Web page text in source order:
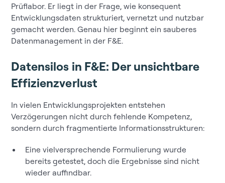
Prüflabor. Er liegt in der Frage, wie konsequent
Entwicklungsdaten strukturiert, vernetzt und nutzbar
gemacht werden. Genau hier beginnt ein sauberes
Datenmanagement in der F&E.
Datensilos in F&E: Der unsichtbare
Effizienzverlust
In vielen Entwicklungsprojekten entstehen
Verzögerungen nicht durch fehlende Kompetenz,
sondern durch fragmentierte Informationsstrukturen:
Eine vielversprechende Formulierung wurde
bereits getestet, doch die Ergebnisse sind nicht
wieder auffindbar.